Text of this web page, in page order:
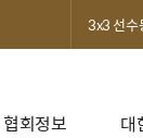
협회정보 대
3x3 선수